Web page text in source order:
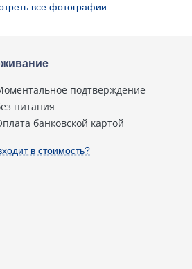
все фотографии
подтверждение
питания
банковской картой
в стоимость?